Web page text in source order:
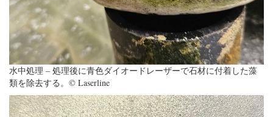
水中処理 – 処理後に青色ダイオードレーザーで石材に付着した藻
類を除去する。© Laserline